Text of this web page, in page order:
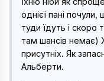
однієї пані
туди їдуть і скоро
там шансів немає)
присутніх. Як
Альберти.